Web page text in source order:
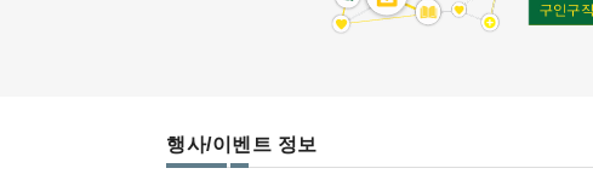
행사/이벤트 정보